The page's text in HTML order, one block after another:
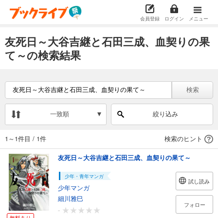
会員登録 ログイン メニュー
友死日～大谷吉継と石田三成、血契りの果
て～の検索結果
検索
一致順 絞り込み
1～1件目 / 1件 検索のヒント
友死日～大谷吉継と石田三成、血契りの果て～
少年・青年マンガ
少年マンガ
細川雅巳
-
試し読み
フォロー